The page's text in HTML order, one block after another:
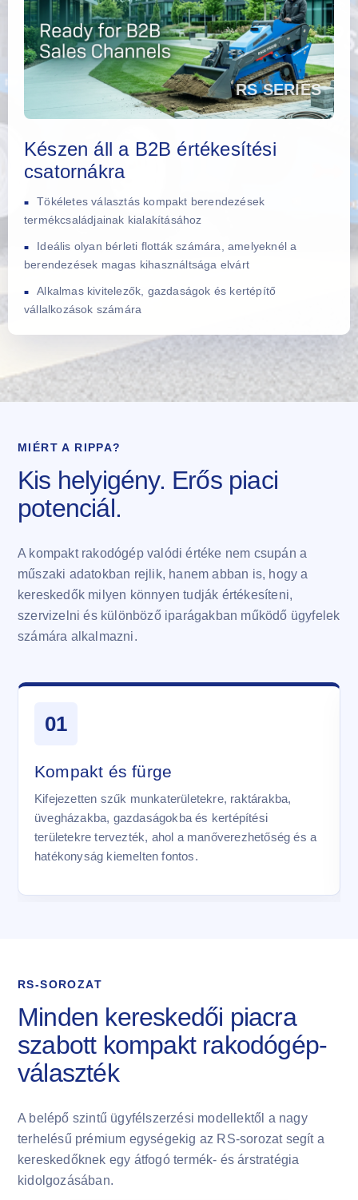
Készen áll a B2B értékesítési
csatornákra
Tökéletes választás kompakt berendezések
termékcsaládjainak kialakításához
Ideális olyan bérleti flották számára, amelyeknél a
berendezések magas kihasználtsága elvárt
Alkalmas kivitelezők, gazdaságok és kertépítő
vállalkozások számára
MIÉRT A RIPPA?
Kis helyigény. Erős piaci
potenciál.
A kompakt rakodógép valódi értéke nem csupán a
műszaki adatokban rejlik, hanem abban is, hogy a
kereskedők milyen könnyen tudják értékesíteni,
szervizelni és különböző iparágakban működő ügyfelek
számára alkalmazni.
01
Kompakt és fürge
Kifejezetten szűk munkaterületekre, raktárakba,
üvegházakba, gazdaságokba és kertépítési
területekre tervezték, ahol a manőverezhetőség és a
hatékonyság kiemelten fontos.
RS-SOROZAT
Minden kereskedői piacra
szabott kompakt rakodógép-
választék
A belépő szintű ügyfélszerzési modellektől a nagy
terhelésű prémium egységekig az RS-sorozat segít a
kereskedőknek egy átfogó termék- és árstratégia
kidolgozásában.